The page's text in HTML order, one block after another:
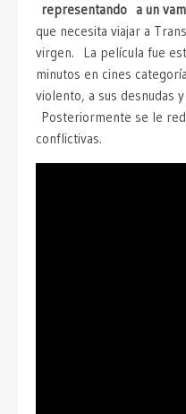
representando a un
que necesita viajar a
virgen. La película fue
minutos en cines
violento, a sus desnudas
Posteriormente se le
conflictivas.